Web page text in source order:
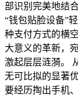
部识别完美地结
“钱包贴脸设备”
种支付方式的横
大意义的革新，
激起层层涟漪。
无可比拟的显著
要经历掏出手机